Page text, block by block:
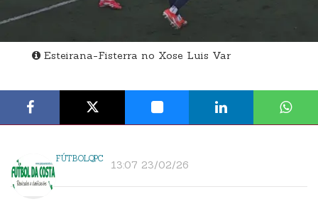
Esteirana-Fisterra no Xose Luis Var
FÚTBOLQPC 13:07 23/02/26